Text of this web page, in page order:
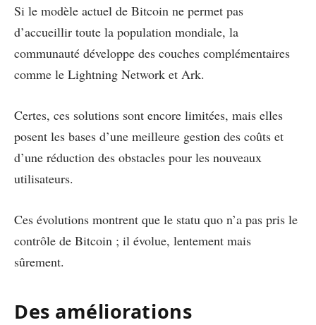
Si le modèle actuel de Bitcoin ne permet pas
d’accueillir toute la population mondiale, la
communauté développe des couches complémentaires
comme le Lightning Network et Ark.
Certes, ces solutions sont encore limitées, mais elles
posent les bases d’une meilleure gestion des coûts et
d’une réduction des obstacles pour les nouveaux
utilisateurs.
Ces évolutions montrent que le statu quo n’a pas pris le
contrôle de Bitcoin ; il évolue, lentement mais
sûrement.
Des améliorations